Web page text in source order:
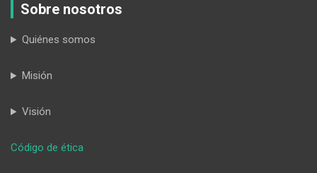
Sobre nosotros
Quiénes somos
Misión
Visión
Código de ética